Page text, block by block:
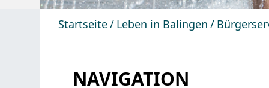
Startseite Leben in Balingen
NAVIGATION